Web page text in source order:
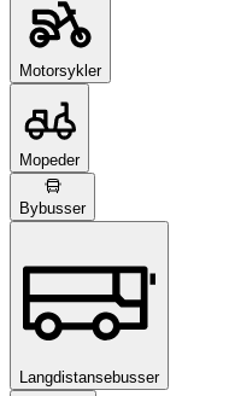
Motorsykler
Mopeder
Bybusser
Langdistansebusser